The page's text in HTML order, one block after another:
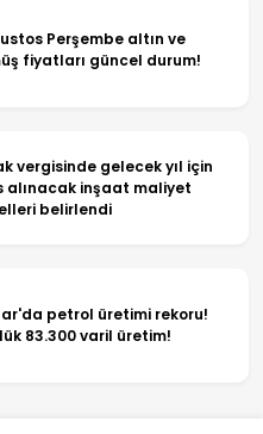
Perşembe altın ve
fiyatları güncel durum!
vergisinde gelecek yıl için
alınacak inşaat maliyet
belirlendi
petrol üretimi rekoru!
83.300 varil üretim!